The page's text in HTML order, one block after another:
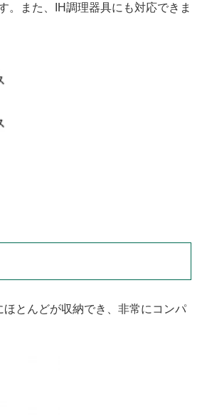
。また、IH調理器具にも対応できま
とんどが収納でき、非常にコンパ